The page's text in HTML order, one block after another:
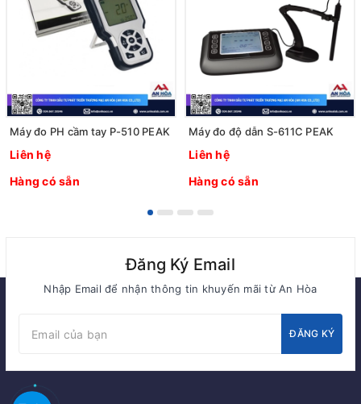
Máy đo PH cầm tay P-510 PEAK
Liên hệ
Hàng có sẵn
Máy đo độ dẫn S-611C PEAK
Liên hệ
Hàng có sẵn
Đăng Ký Email
Nhập Email để nhận thông tin khuyến mãi từ An Hòa
ĐĂNG KÝ